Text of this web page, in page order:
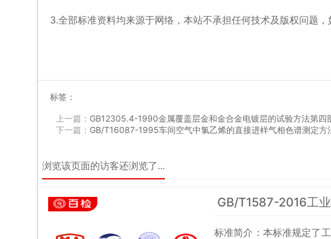
3.全部标准资料均来源于网络，本站不承担任何技术及版权问题，
标签：
上一篇： GB12305.4-1990金属覆盖层金和金合金电镀层的试验方法第四
下一篇： GB/T16087-1995车间空气中氯乙烯的直接进样气相色谱测定方
浏览该页面的访客还浏览了...
GB/T1587-2016工
标准简介：本标准规定了